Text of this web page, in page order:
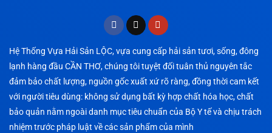
Hệ Thống Vựa Hải Sản LỘC, vựa cung cấp hải sản tươi, sống, đông
lạnh hàng đầu CẦN THƠ, chúng tôi tuyệt đối tuân thủ nguyên tắc
đảm bảo chất lượng, nguồn gốc xuất xứ rõ ràng, đồng thời cam kết
với người tiêu dùng: không sử dụng bất kỳ hợp chất hóa học, chất
bảo quản nằm ngoài danh mục tiêu chuẩn của Bộ Y tế và chịu trách
nhiệm trước pháp luật về các sản phẩm của mình